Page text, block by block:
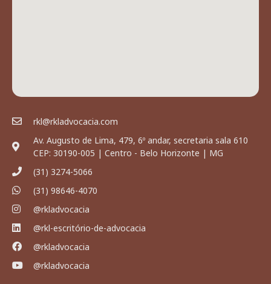
rkl@rkladvocacia.com
Av. Augusto de Lima, 479, 6º andar, secretaria sala 610
CEP: 30190-005 | Centro - Belo Horizonte | MG
(31) 3274-5066
(31) 98646-4070
@rkladvocacia
@rkl-escritório-de-advocacia
@rkladvocacia
@rkladvocacia